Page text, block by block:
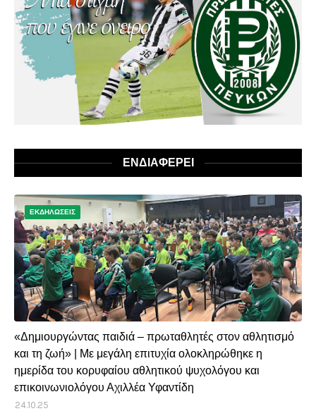
ΕΝΔΙΑΦΕΡΕΙ
ΕΚΔΗΛΩΣΕΙΣ
«Δημιουργώντας παιδιά – πρωταθλητές στον αθλητισμό
και τη ζωή» | Με μεγάλη επιτυχία ολοκληρώθηκε η
ημερίδα του κορυφαίου αθλητικού ψυχολόγου και
επικοινωνιολόγου Αχιλλέα Υφαντίδη
24.10.25